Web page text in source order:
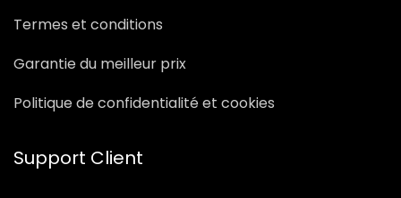
Termes et conditions
Garantie du meilleur prix
Politique de confidentialité et cookies
Support Client